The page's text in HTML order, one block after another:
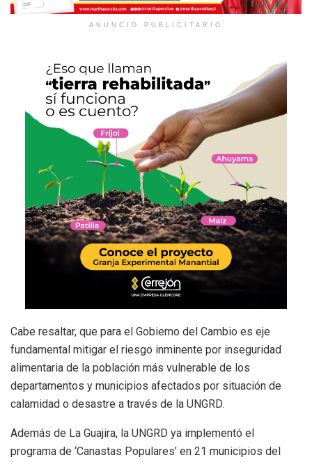
ANUNCIO PUBLICITARIO
Cabe resaltar, que para el Gobierno del Cambio es eje
fundamental mitigar el riesgo inminente por inseguridad
alimentaria de la población más vulnerable de los
departamentos y municipios afectados por situación de
calamidad o desastre a través de la UNGRD.
Además de La Guajira, la UNGRD ya implementó el
programa de ‘Canastas Populares’ en 21 municipios del